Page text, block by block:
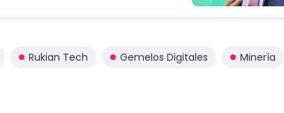
Rukian Tech Gemelos Digitales Minería